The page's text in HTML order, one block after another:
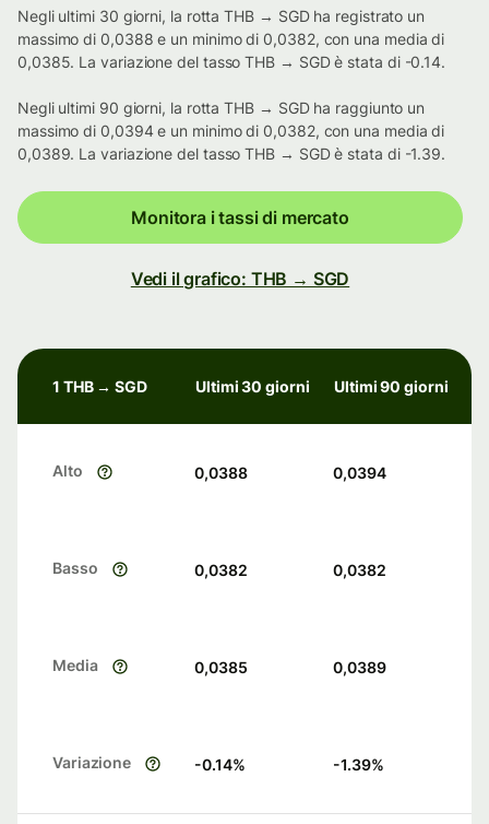
Negli ultimi 30 giorni, la rotta THB → SGD ha registrato un
massimo di 0,0388 e un minimo di 0,0382, con una media di
0,0385. La variazione del tasso THB → SGD è stata di -0.14.
Negli ultimi 90 giorni, la rotta THB → SGD ha raggiunto un
massimo di 0,0394 e un minimo di 0,0382, con una media di
0,0389. La variazione del tasso THB → SGD è stata di -1.39.
Monitora i tassi di mercato
Vedi il grafico: THB → SGD
1 THB → SGD Ultimi 30 giorni Ultimi 90 giorni
Alto 0,0388 0,0394
Basso 0,0382 0,0382
Media 0,0385 0,0389
Variazione -0.14% -1.39%